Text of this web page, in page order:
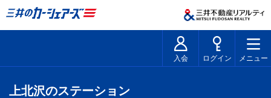
入会 ログイン メニュー
上北沢のステーション